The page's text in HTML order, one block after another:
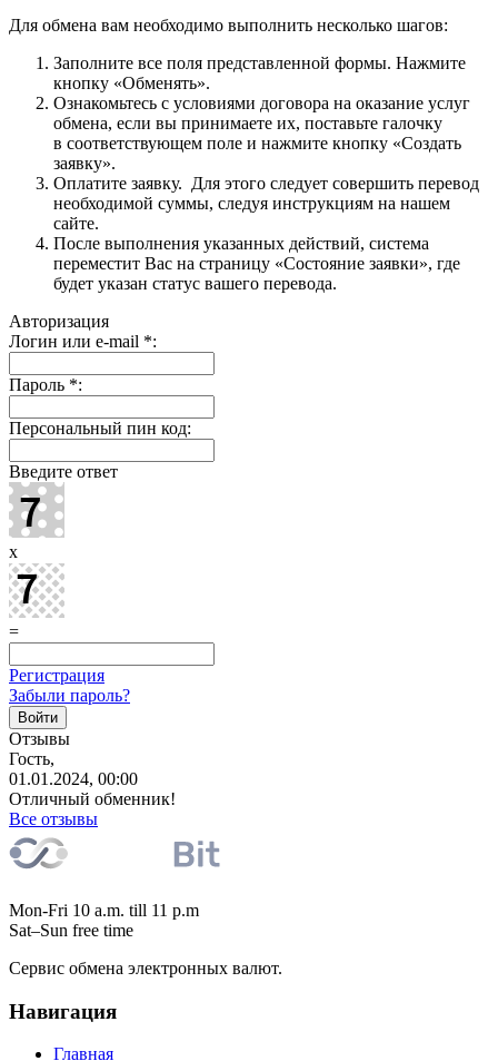
Для обмена вам необходимо выполнить несколько шагов:
Заполните все поля представленной формы. Нажмите
кнопку «Обменять».
Ознакомьтесь с условиями договора на оказание услуг
обмена, если вы принимаете их, поставьте галочку
в соответствующем поле и нажмите кнопку «Создать
заявку».
Оплатите заявку. Для этого следует совершить перевод
необходимой суммы, следуя инструкциям на нашем
сайте.
После выполнения указанных действий, система
переместит Вас на страницу «Состояние заявки», где
будет указан статус вашего перевода.
Авторизация
Логин или e-mail *:
Пароль *:
Персональный пин код:
Введите ответ
x
=
Регистрация
Забыли пароль?
Отзывы
Гость,
01.01.2024, 00:00
Отличный обменник!
Все отзывы
Mon-Fri 10 a.m. till 11 p.m
Sat–Sun free time
Сервис обмена электронных валют.
Навигация
Главная